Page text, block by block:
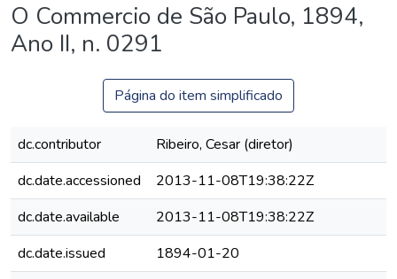
Estatísticas
O Commercio de São Paulo, 1894,
Ano II, n. 0291
Página do item simplificado
dc.contributor
Ribeiro, Cesar (diretor)
dc.date.accessioned
2013-11-08T19:38:22Z
dc.date.available
2013-11-08T19:38:22Z
dc.date.issued
1894-01-20